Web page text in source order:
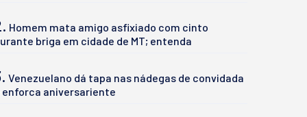
Homem mata amigo asfixiado com cinto
briga em cidade de MT; entenda
Venezuelano dá tapa nas nádegas de convidada
enforca aniversariente